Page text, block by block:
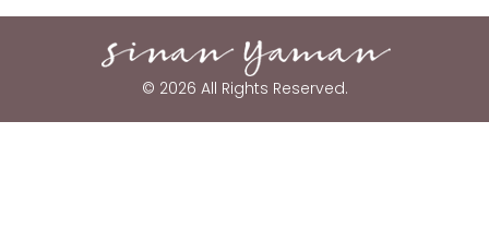
© 2026 All Rights Reserved.